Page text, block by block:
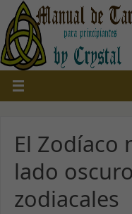
El Zodíaco
lado
zodiacales